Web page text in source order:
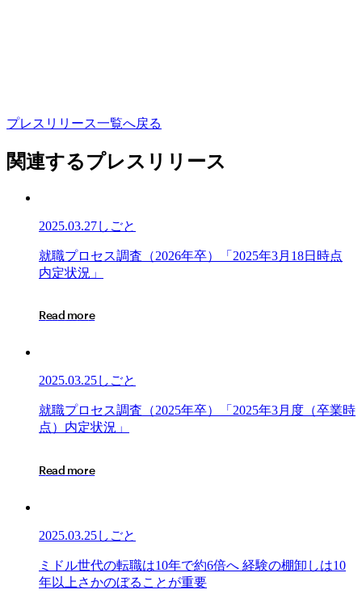
プレ ス リ リ ース一覧へ戻る
関連するプレスリリース
2025.03.27しごと
就
職
セ
査
（2026
年
卒）
3
時
内
定
就職プロ セス調査 （2026年卒） 「 2025年3月 18日 時点
内定状況 」
Read more
2025.03.25しごと
就
職
セ
査
（2025
年
卒）
就職プロ セス調査 （2025年卒） 「 2025年3月 度 （卒業時
点） 内定状況 」
Read more
2025.03.25しごと
ミ
ド
ミ ド ル世代の転職は10年で約6倍へ 経験の棚卸 しは10
年以 上 さかのぼる こ と が重要